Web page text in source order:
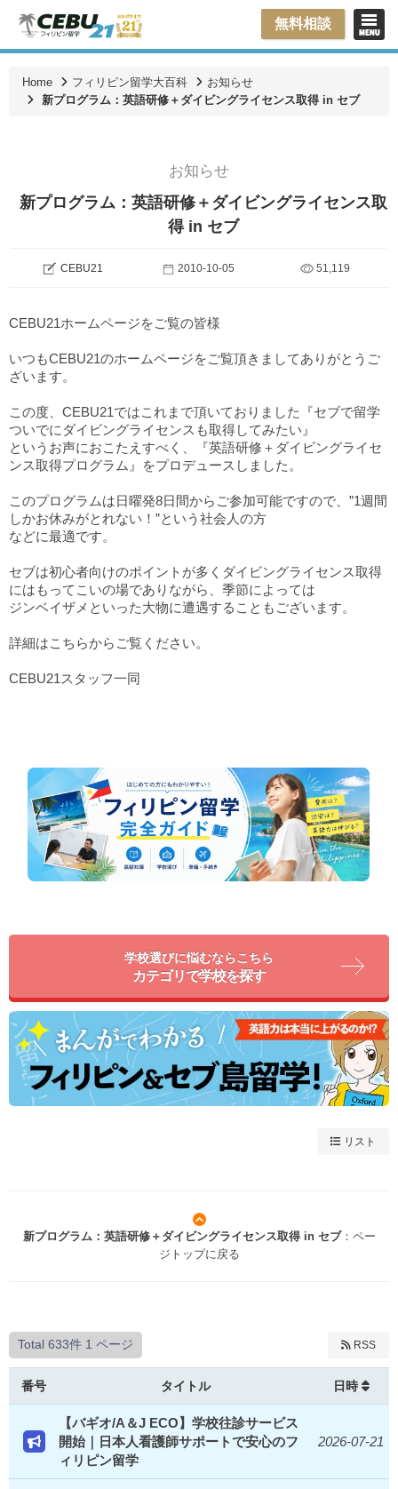
無料相談
Home フィリピン留学大百科
お知らせ
新プログラム：英語研修＋ダイビングライセンス取得 in セブ
お知らせ
新プログラム：英語研修＋ダイビングライセンス取
得 in セブ
CEBU21 2010-10-05 51,119
CEBU21ホームページをご覧の皆様
いつもCEBU21のホームページをご覧頂きましてありがとうご
ざいます。
この度、CEBU21ではこれまで頂いておりました『セブで留学
ついでにダイビングライセンスも取得してみたい』
というお声におこたえすべく、『英語研修＋ダイビングライセ
ンス取得プログラム』をプロデュースしました。
このプログラムは日曜発8日間からご参加可能ですので、”1週間
しかお休みがとれない！”という社会人の方
などに最適です。
セブは初心者向けのポイントが多くダイビングライセンス取得
にはもってこいの場でありながら、季節によっては
ジンベイザメといった大物に遭遇することもございます。
詳細はこちらからご覧ください。
CEBU21スタッフ一同
学校選びに悩むならこちら
カテゴリで学校を探す
リスト
新プログラム：英語研修＋ダイビングライセンス取得 in セブ：ペー
ジトップに戻る
Total 633件 1 ページ RSS
番号 タイトル 日時
【バギオ/A＆J ECO】学校往診サービス
開始｜日本人看護師サポートで安心のフ
ィリピン留学
2026-07-21